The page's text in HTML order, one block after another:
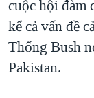
cuộc hội đàm
kể cả vấn đề
Thống Bush
Pakistan.